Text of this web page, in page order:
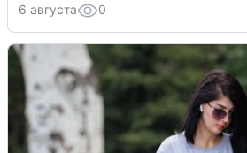
6 августа 0